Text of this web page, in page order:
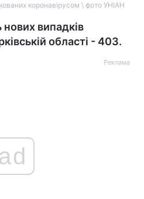
коронавірусом \ фото УНІАН
нових випадків
області - 403.
Реклама
ad